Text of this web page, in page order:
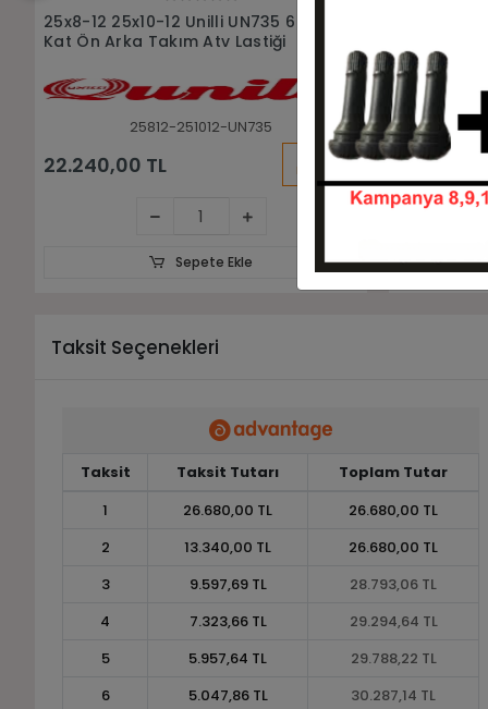
25x10-12 Unilli UN735 6 Kat Atv
Arka Lastiği
251012-UN735
5.800,00 TL KARGO
BEDAVA
Sepete Ekle
25x8-12
5.320,00
Taksit Seçenekleri
Taksit Taksit Tutarı
Toplam Tutar
1
26.680,00 TL
26.680,00 TL
2
13.340,00 TL
26.680,00 TL
3
9.597,69 TL
28.793,06 TL
4
7.323,66 TL
29.294,64 TL
5
5.957,64 TL
29.788,22 TL
6
5.047,86 TL
30.287,14 TL